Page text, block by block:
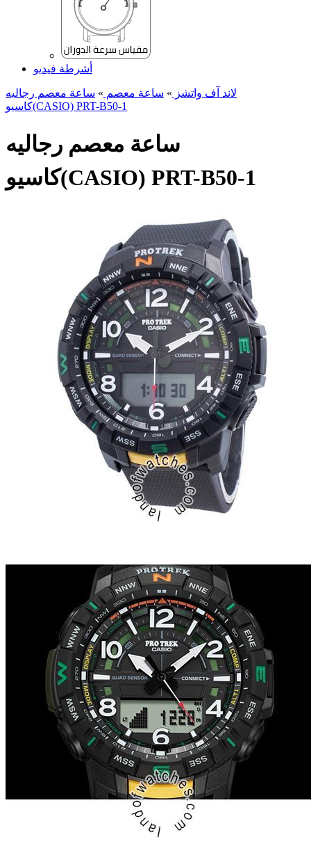
أشرطة فيديو
لاند آف واتشز » ساعة معصم » ساعة معصم رجالیه
کاسیو(CASIO) PRT-B50-1
ساعة معصم رجالیه
کاسیو(CASIO) PRT-B50-1